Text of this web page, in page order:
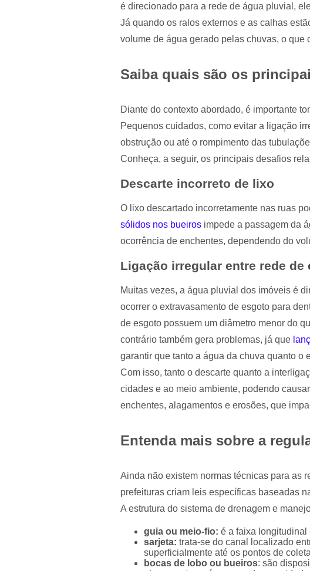
é direcionado para a rede de água pluvial,
Já quando os ralos externos e as calhas
volume de água gerado pelas chuvas, o que
Saiba quais são os
Diante do contexto abordado, é importante
Pequenos cuidados, como evitar a ligação
obstrução ou até o rompimento das
Conheça, a seguir, os principais desafios
Descarte incorreto de lixo
O lixo descartado incorretamente nas ruas
sólidos nos bueirosimpede a passagem da
ocorrência de enchentes, dependendo do
Ligação irregular entre rede de
Muitas vezes, a água pluvial dos imóveis é
ocorrer o extravasamento de esgoto para
de esgoto possuem um diâmetro menor do
contrário também gera problemas, já que
garantir que tanto a água da chuva quanto o
Com isso, tanto o descarte quanto a
cidades e ao meio ambiente, podendo
enchentes, alagamentos e erosões, que
Entenda mais sobre a
Ainda não existem normas técnicas para as
prefeituras criam leis específicas baseadas
A estrutura do sistema de drenagem e
guia ou meio-fio: é a faixa longitudinal
sarjeta: trata-se do canal localizado
superficialmente até os pontos de
bocas de lobo ou bueiros: são